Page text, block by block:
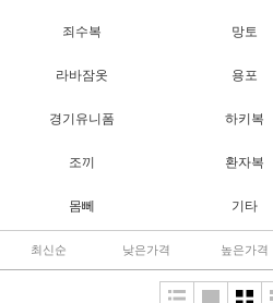
죄수복 망토
라바잠옷 용포
경기유니폼 하키복
조끼 환자복
몸뻬 기타
최신순 낮은가격 높은가격